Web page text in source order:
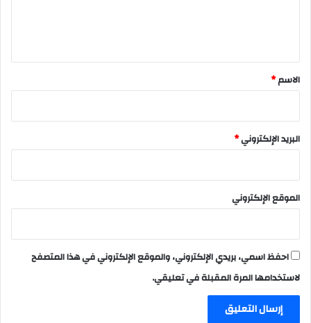
*
الاسم*
البريد الإلكتروني*
الموقع الإلكتروني
احفظ اسمي، بريدي الإلكتروني، والموقع الإلكتروني في هذا المتصفح
لاستخدامها المرة المقبلة في تعليقي.